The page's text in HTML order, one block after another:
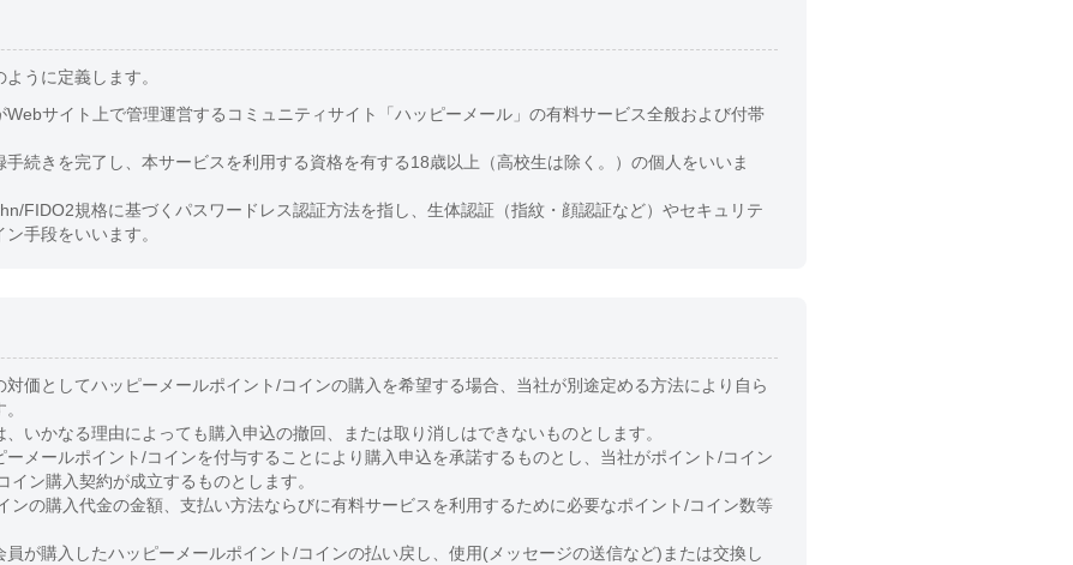
うに定義します。
Webサイト上で管理運営するコミュニティサイト「ハッピーメール」の有料サービス全般および付帯
手続きを完了し、本サービスを利用する資格を有する18歳以上（高校生は除く。）の個人をいいま
FIDO2規格に基づくパスワードレス認証方法を指し、生体認証（指紋・顔認証など）やセキュリテ
手段をいいます。
価としてハッピーメールポイント/コインの購入を希望する場合、当社が別途定める方法により自ら
いかなる理由によっても購入申込の撤回、または取り消しはできないものとします。
メールポイント/コインを付与することにより購入申込を承諾するものとし、当社がポイント/コイン
イン購入契約が成立するものとします。
ンの購入代金の金額、支払い方法ならびに有料サービスを利用するために必要なポイント/コイン数等
が購入したハッピーメールポイント/コインの払い戻し、使用(メッセージの送信など)または交換し